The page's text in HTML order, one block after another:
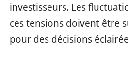
investisseurs. Les
ces tensions doivent être
pour des décisions